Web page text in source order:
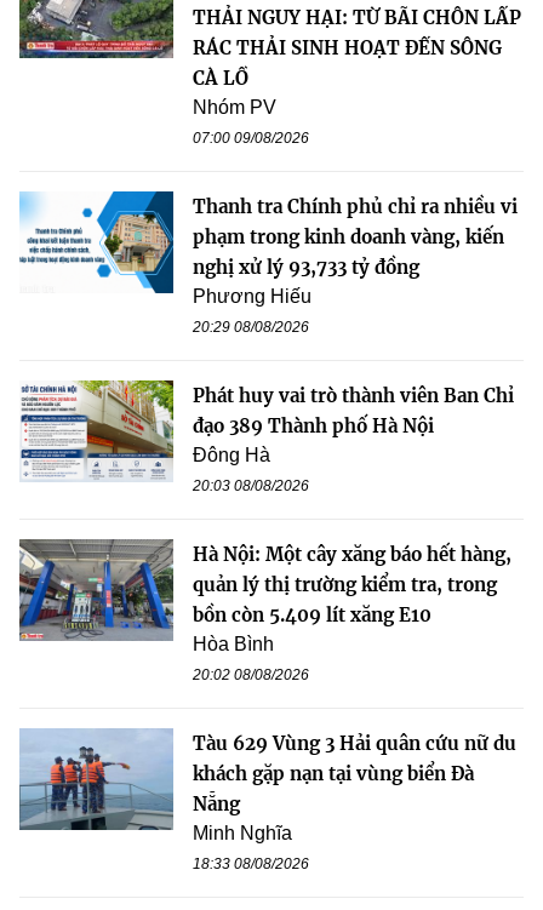
THẢI NGUY HẠI: TỪ BÃI CHÔN LẤP
RÁC THẢI SINH HOẠT ĐẾN SÔNG
CÀ LỒ
Nhóm PV
07:00 09/08/2026
Thanh tra Chính phủ chỉ ra nhiều vi
phạm trong kinh doanh vàng, kiến
nghị xử lý 93,733 tỷ đồng
Phương Hiếu
20:29 08/08/2026
Phát huy vai trò thành viên Ban Chỉ
đạo 389 Thành phố Hà Nội
Đông Hà
20:03 08/08/2026
Hà Nội: Một cây xăng báo hết hàng,
quản lý thị trường kiểm tra, trong
bồn còn 5.409 lít xăng E10
Hòa Bình
20:02 08/08/2026
Tàu 629 Vùng 3 Hải quân cứu nữ du
khách gặp nạn tại vùng biển Đà
Nẵng
Minh Nghĩa
18:33 08/08/2026